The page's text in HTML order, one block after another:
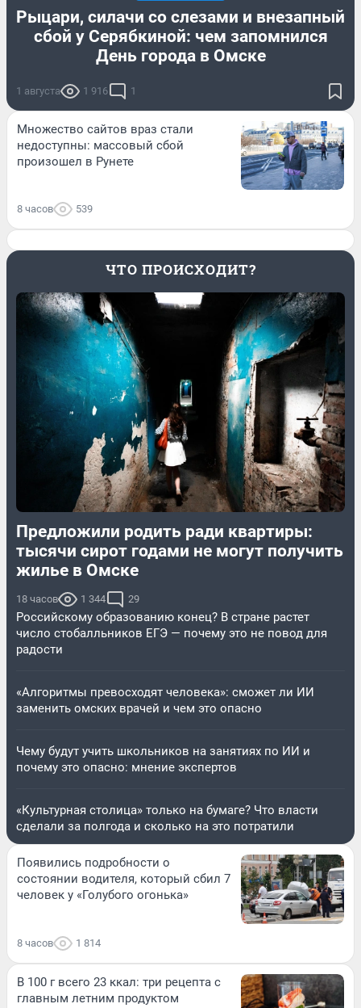
Рыцари, силачи со слезами и внезапный
сбой у Серябкиной: чем запомнился
День города в Омске
1 августа 1 916 1
Множество сайтов враз стали
недоступны: массовый сбой
произошел в Рунете
8 часов 539
ЧТО ПРОИСХОДИТ?
Предложили родить ради квартиры:
тысячи сирот годами не могут получить
жилье в Омске
18 часов 1 344 29
Российскому образованию конец? В стране растет
число стобалльников ЕГЭ — почему это не повод для
радости
«Алгоритмы превосходят человека»: сможет ли ИИ
заменить омских врачей и чем это опасно
Чему будут учить школьников на занятиях по ИИ и
почему это опасно: мнение экспертов
«Культурная столица» только на бумаге? Что власти
сделали за полгода и сколько на это потратили
Появились подробности о
состоянии водителя, который сбил 7
человек у «Голубого огонька»
8 часов 1 814
В 100 г всего 23 ккал: три рецепта с
главным летним продуктом